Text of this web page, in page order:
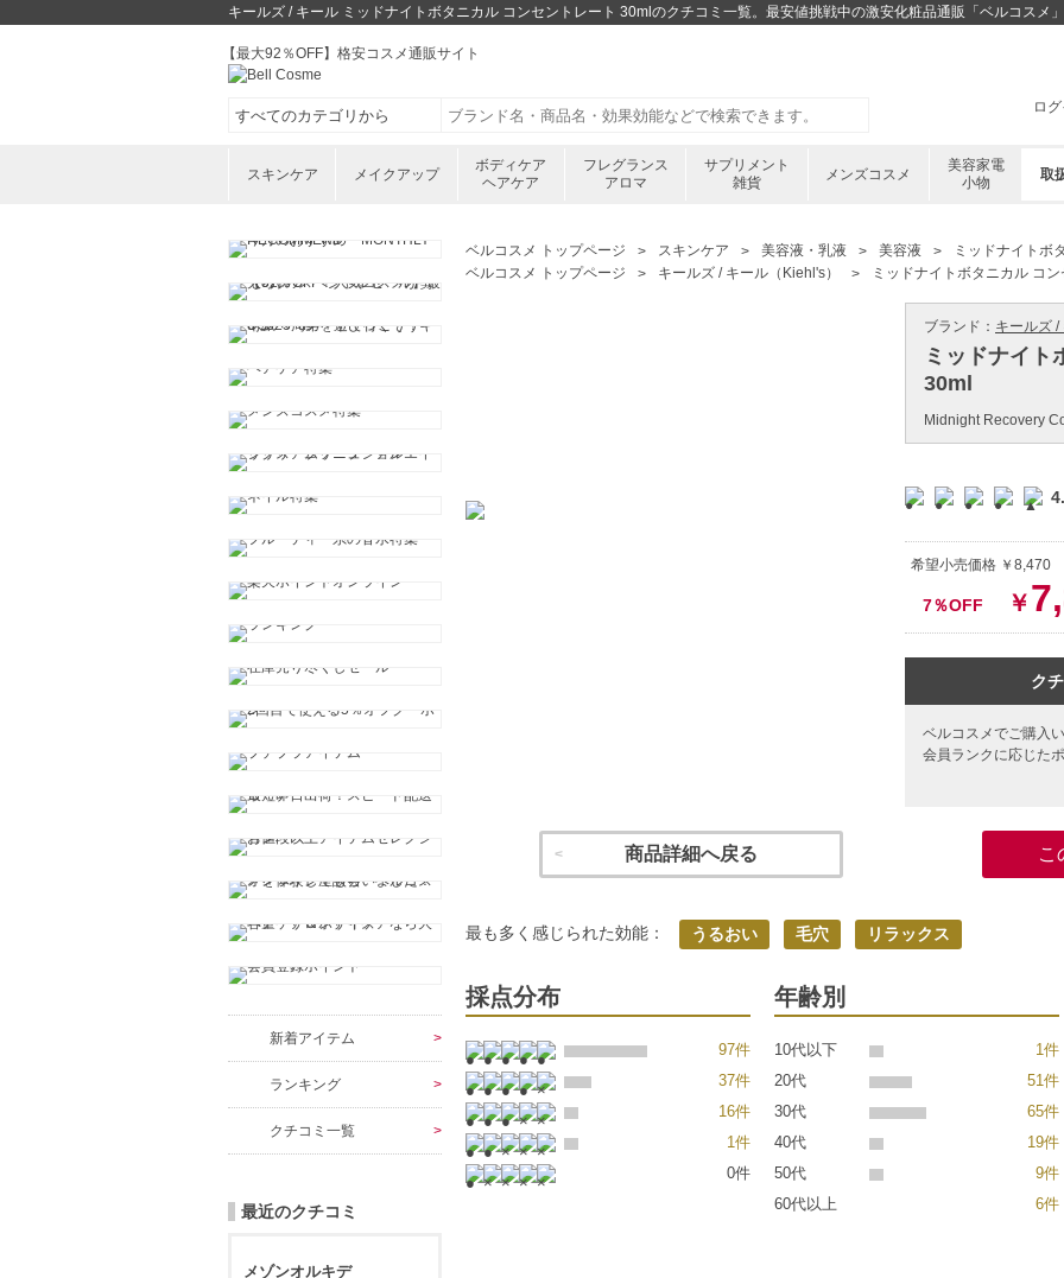
キールズ / キール ミッドナイトボタニカル コンセントレート 30mlのクチコミ一覧。最安値挑戦中の激安化粧品通販「ベルコスメ」
【最大92％OFF】格安コスメ通販サイト
ロ
スキンケア メイクアップ
ボディケア
ヘアケア
フレグランス
アロマ
サプリメント
雑貨
メンズコスメ
美容家電
小物
取
ベルコスメ トップページ スキンケア 美容液・乳液 美容液
ミッドナイトボ
ベルコスメ トップページ
キールズ / キール（Kiehl's） ミッドナイトボタニカル コ
ブランド： キールズ
ミッドナイト
30ml
Midnight Recovery
希望小売価格 ￥8,470
7％OFF ￥
ク
ベルコスメでご購入
会員ランクに応じた
商品詳細へ戻る こ
最も多く感じられた効能： うるおい 毛穴 リラックス
採点分布
97件
37件
16件
1件
0件
年齢別
10代以下
1件
20代
51件
30代
65件
40代
19件
50代
9件
60代以上
6件
新着アイテム
ランキング
クチコミ一覧
最近のクチコミ
メゾンオルキデ